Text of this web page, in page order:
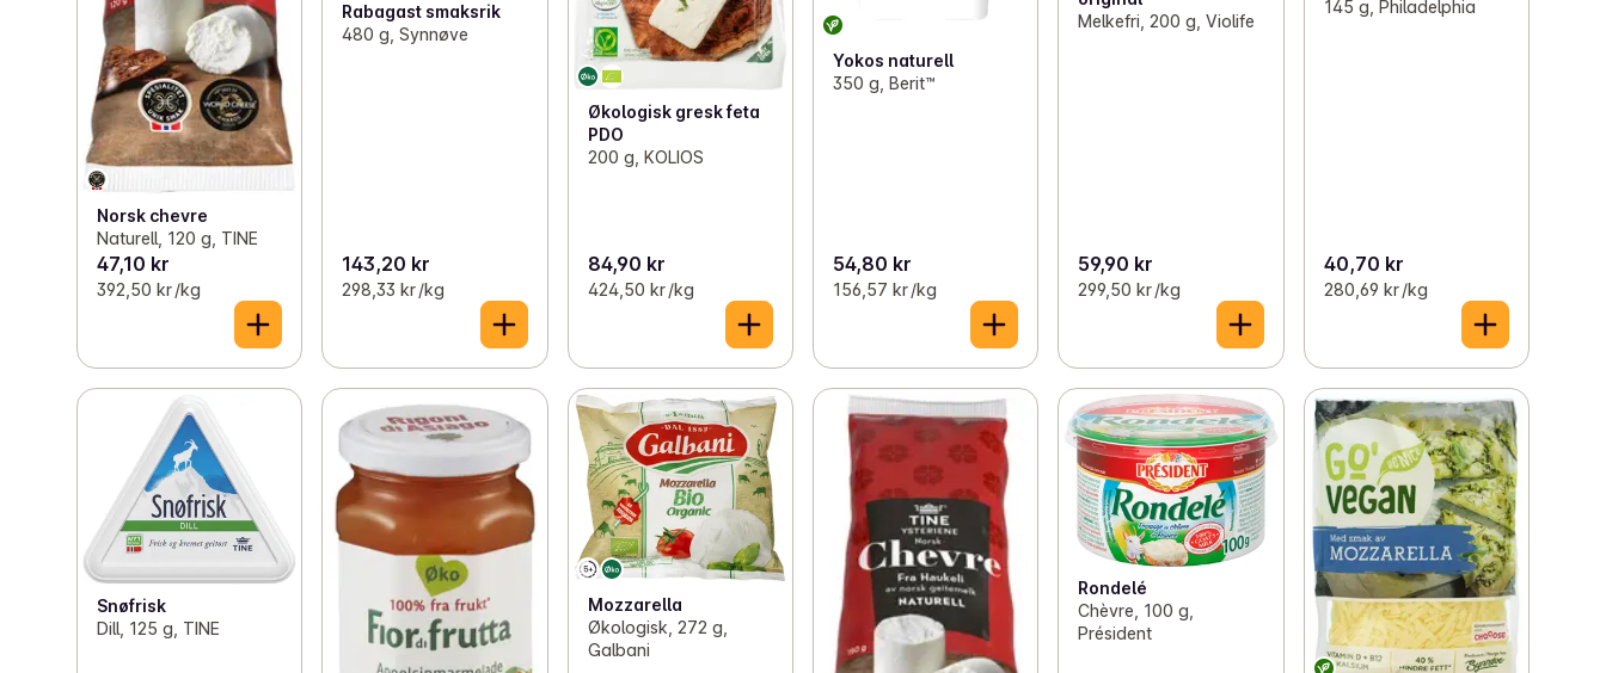
Norsk chevre
Naturell, 120 g, TINE
47,10 kr
392,50 kr /kg
Rabagast smaksrik
480 g, Synnøve
143,20 kr
298,33 kr /kg
Økologisk gresk feta
PDO
200 g, KOLIOS
84,90 kr
424,50 kr /kg
Yokos naturell
350 g, Berit™
54,80 kr
156,57 kr /kg
Melkefri, 200 g, Violife
59,90 kr
299,50 kr /kg
145 g, Philadelphia
40,70 kr
280,69 kr /kg
Snøfrisk
Dill, 125 g, TINE
Mozzarella
Økologisk, 272 g,
Galbani
Rondelé
Chèvre, 100 g,
Président